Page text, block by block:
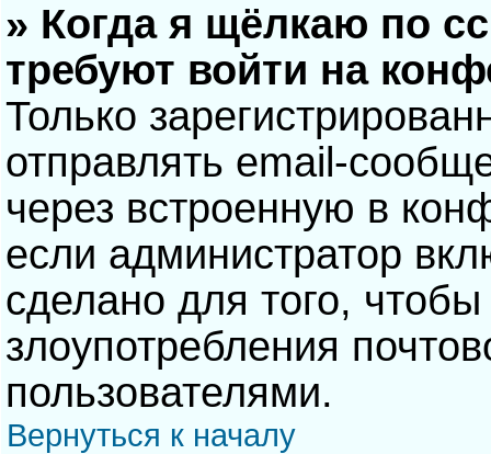
» Когда я щёлкаю по
требуют войти на
Только
отправлять email-
через встроенную в
если администратор
сделано для того, чтобы
злоупотребления
пользователями.
Вернуться к началу